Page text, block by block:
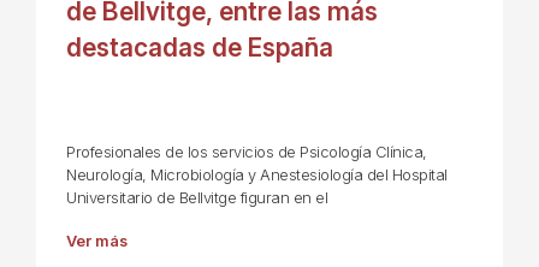
de Bellvitge, entre las más
destacadas de España
Profesionales de los servicios de Psicología Clínica,
Neurología, Microbiología y Anestesiología del Hospital
Universitario de Bellvitge figuran en el
Ver más